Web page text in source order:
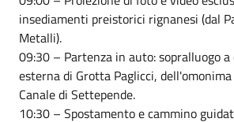
insediamenti preistorici rignanesi (dal
Metalli).
09:30 – Partenza in auto: sopralluogo a
esterna di Grotta Paglicci,
Canale di Settepende.
10:30 – Spostamento e cammino